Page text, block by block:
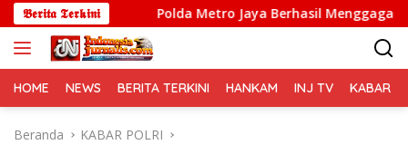
Langsung
ke
konten
𝕭𝖊𝖗𝖎𝖙𝖆 𝕿𝖊𝖗𝖐𝖎𝖓𝖎Polda Metro Jaya Berhasil Menggagalkan Sindikat
HOME NEWS BERITA TERKINI HANKAM INJ TV KABAR
Beranda KABAR POLRI